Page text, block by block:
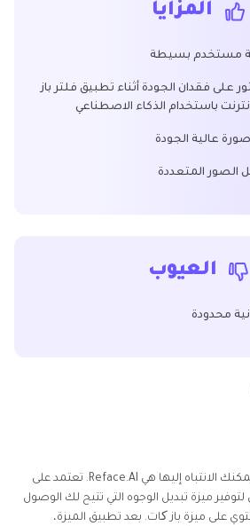
المزايا
مستخدم بسيطة
على فقدان الجودة أثناء تطبيق فلتر باز
باستخدام الذكاء الاصطناعي
عالية الجودة
الصور المتعددة
العيوب
محدودة
أداة أخرى لفلتر باز کات التي يمكنك الانتباه إليها هي Reface.AI. تعتمد على
لتوفير ميزة تبديل الوجوه التي تتيح لك الوصول
على ميزة باز کات. بعد تطبيق الميزة،